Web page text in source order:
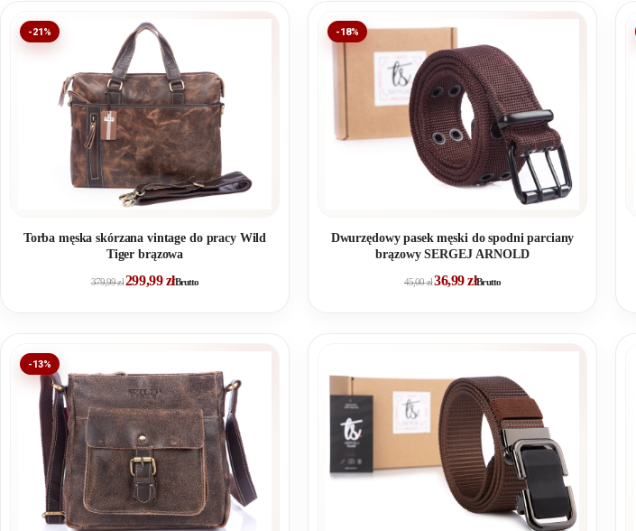
-21%
Torba męska skórzana vintage do pracy Wild
Tiger brązowa
379,99zł299,99złBrutto
-18%
Dwurzędowy pasek męski do spodni parciany
brązowy SERGEJ ARNOLD
45,00zł36,99złBrutto
-13%